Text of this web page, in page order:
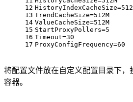
12
13
14
15
16
17
HistoryIndexCacheSize=512
TrendCacheSize=512M
ValueCacheSize=512M
StartProxyPollers=5
Timeout=30
ProxyConfigFrequency=60
将配置文件放在自定义配置目录下，
容器。